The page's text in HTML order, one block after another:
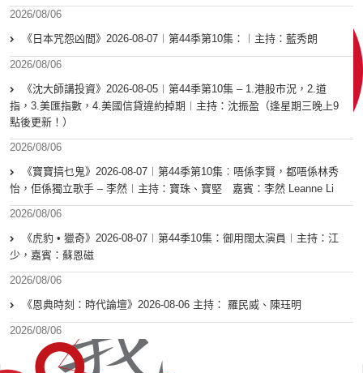
2026/08/06
《日本咒怨凶間》2026-08-07︱第44季第10集：︱主持：藍秀朗
2026/08/06
《沈大師講投資》2026-08-05︱第44季第10集 – 1.港股市況，2.道
指，3.美匯指數，4.美國信貸違約掉期︱主持：沈振盈（逢星期三晚上9
點後更新！）
2026/08/06
《寶寶搞乜鬼》2026-08-07︱第44季第10集︰唔係李賢，都唔係林秀
怡，佢係獨立歌手 – 李然︱主持：寶珠、寶堅 嘉賓：李然 Leanne Li
2026/08/06
《虎豹 • 獵奇》2026-08-07︱第44季10集：御用闊太演員︱主持：江
少，嘉賓：蘇恩磁
2026/08/06
《恩典時刻：時代論壇》2026-08-06 主持： 羅民威、陳珏明
2026/08/06